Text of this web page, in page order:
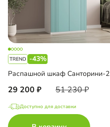
-43%
Распашной шкаф Санторини-2
29 200 51 230
Доступно для доставки